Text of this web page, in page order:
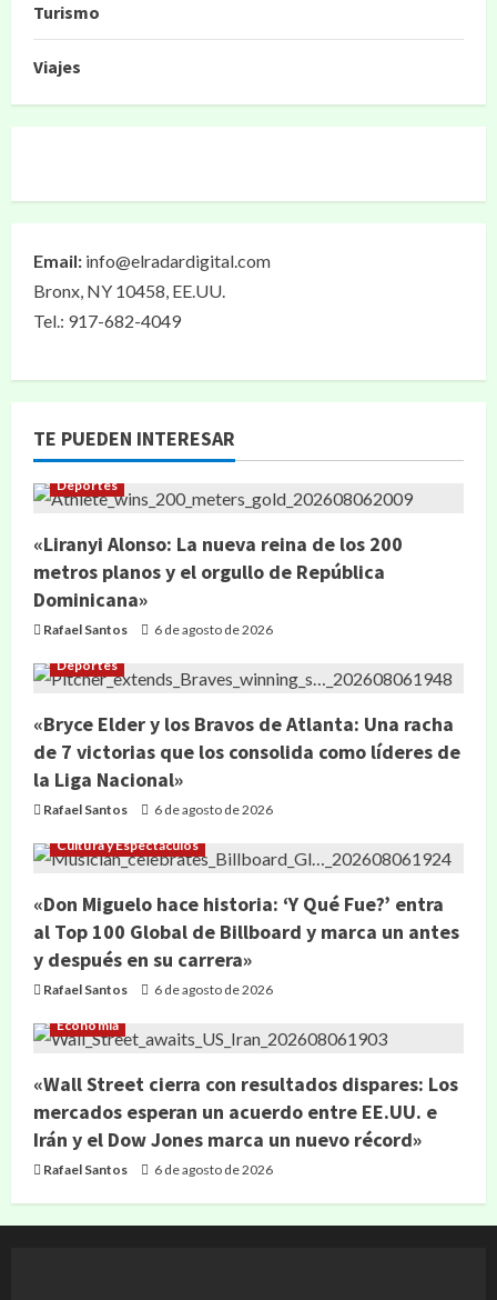
Turismo
Viajes
Email: info@elradardigital.com
Bronx, NY 10458, EE.UU.
Tel.: 917-682-4049
TE PUEDEN INTERESAR
Deportes
«Liranyi Alonso: La nueva reina de los 200
metros planos y el orgullo de República
Dominicana»
Rafael Santos 6 de agosto de 2026
Deportes
«Bryce Elder y los Bravos de Atlanta: Una racha
de 7 victorias que los consolida como líderes de
la Liga Nacional»
Rafael Santos 6 de agosto de 2026
Cultura y Espectáculos
«Don Miguelo hace historia: ‘Y Qué Fue?’ entra
al Top 100 Global de Billboard y marca un antes
y después en su carrera»
Rafael Santos 6 de agosto de 2026
Economía
«Wall Street cierra con resultados dispares: Los
mercados esperan un acuerdo entre EE.UU. e
Irán y el Dow Jones marca un nuevo récord»
Rafael Santos 6 de agosto de 2026